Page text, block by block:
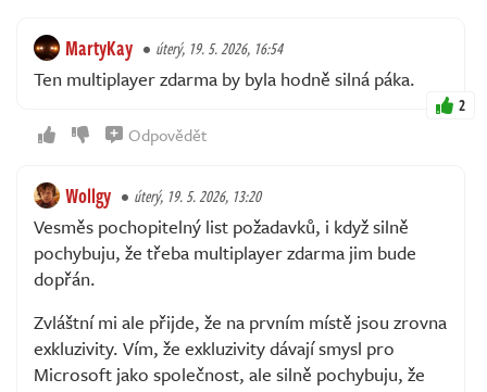
MartyKay úterý, 19. 5. 2026, 16:54
Ten multiplayer zdarma by byla hodně silná páka.
2
Odpovědět
Wollgy úterý, 19. 5. 2026, 13:20
Vesměs pochopitelný list požadavků, i když silně
pochybuju, že třeba multiplayer zdarma jim bude
dopřán.
Zvláštní mi ale přijde, že na prvním místě jsou zrovna
exkluzivity. Vím, že exkluzivity dávají smysl pro
Microsoft jako společnost, ale silně pochybuju, že